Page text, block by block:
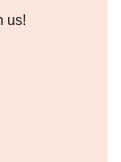
us!